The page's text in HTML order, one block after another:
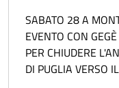
SABATO 28 A
EVENTO CON
PER CHIUDERE
DI PUGLIA VERSO